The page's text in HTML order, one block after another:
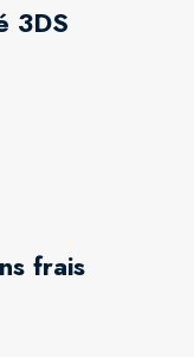
3DS
frais